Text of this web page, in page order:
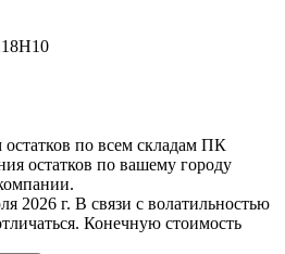
по всем складам ПК
остатков по вашему городу
2026 г. В связи с волатильностью
Конечную стоимость